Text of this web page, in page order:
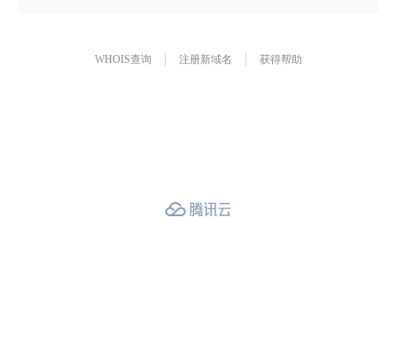
WHOIS查询 注册新域名 获得帮助